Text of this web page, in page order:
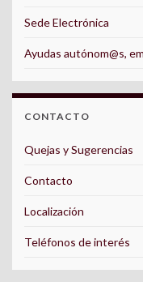
Sede Electrónica
Ayudas autónom@s,
CONTACTO
Quejas y Sugerencias
Contacto
Localización
Teléfonos de interés